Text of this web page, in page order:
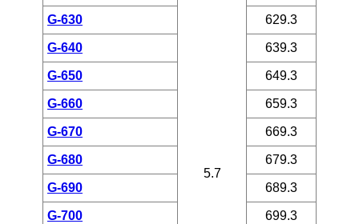
5.7
G-630 629.3
G-640 639.3
G-650 649.3
G-660 659.3
G-670 669.3
G-680 679.3
G-690 689.3
G-700 699.3